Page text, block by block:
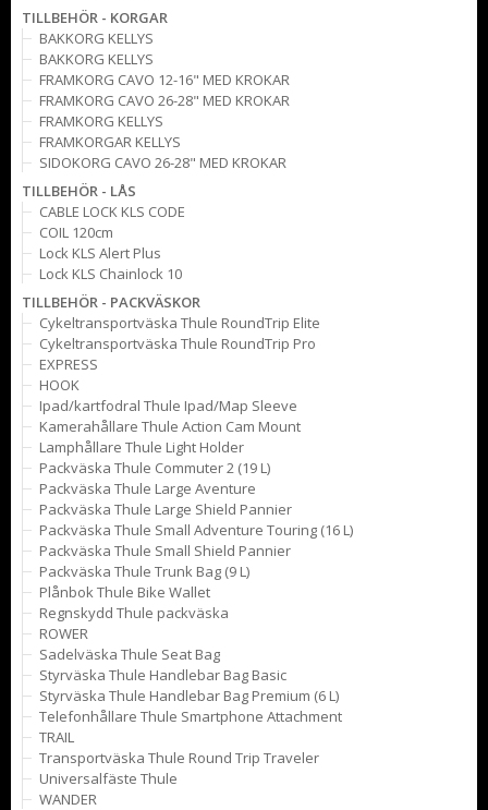
TILLBEHÖR - KORGAR
BAKKORG KELLYS
BAKKORG KELLYS
FRAMKORG CAVO 12-16" MED KROKAR
FRAMKORG CAVO 26-28" MED KROKAR
FRAMKORG KELLYS
FRAMKORGAR KELLYS
SIDOKORG CAVO 26-28" MED KROKAR
TILLBEHÖR - LÅS
CABLE LOCK KLS CODE
COIL 120cm
Lock KLS Alert Plus
Lock KLS Chainlock 10
TILLBEHÖR - PACKVÄSKOR
Cykeltransportväska Thule RoundTrip Elite
Cykeltransportväska Thule RoundTrip Pro
EXPRESS
HOOK
Ipad/kartfodral Thule Ipad/Map Sleeve
Kamerahållare Thule Action Cam Mount
Lamphållare Thule Light Holder
Packväska Thule Commuter 2 (19 L)
Packväska Thule Large Aventure
Packväska Thule Large Shield Pannier
Packväska Thule Small Adventure Touring (16 L)
Packväska Thule Small Shield Pannier
Packväska Thule Trunk Bag (9 L)
Plånbok Thule Bike Wallet
Regnskydd Thule packväska
ROWER
Sadelväska Thule Seat Bag
Styrväska Thule Handlebar Bag Basic
Styrväska Thule Handlebar Bag Premium (6 L)
Telefonhållare Thule Smartphone Attachment
TRAIL
Transportväska Thule Round Trip Traveler
Universalfäste Thule
WANDER